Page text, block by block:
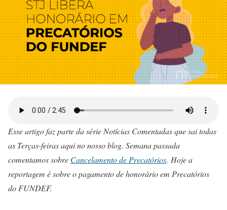
Esse artigo faz parte da série Notícias Comentadas que sai todas
as Terças-feiras aqui no nosso blog. Semana passada
comentamos sobre Cancelamento de Precatórios. Hoje a
reportagem é sobre o pagamento de honorário em Precatórios
do FUNDEF.